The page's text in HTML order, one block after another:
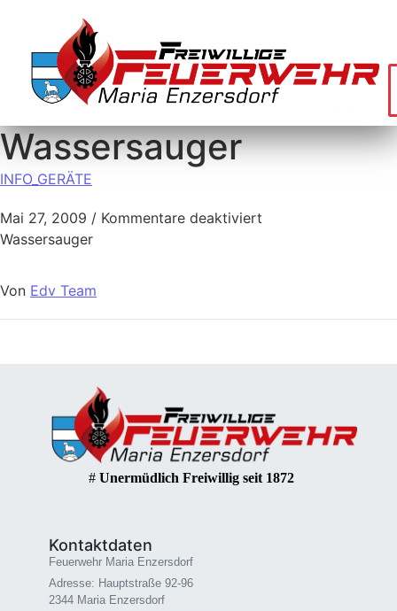
Wassersauger
INFO_GERÄTE
Mai 27, 2009 / Kommentare deaktiviert
Wassersauger
Von Edv Team
# Unermüdlich Freiwillig seit 1872
Kontaktdaten
Feuerwehr Maria Enzersdorf
Adresse: Hauptstraße 92-96
2344 Maria Enzersdorf